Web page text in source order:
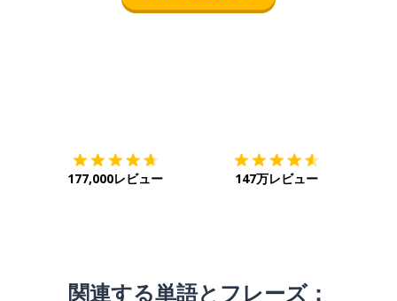
177,000レビュー 147万レビュー
関連する単語とフレーズ：